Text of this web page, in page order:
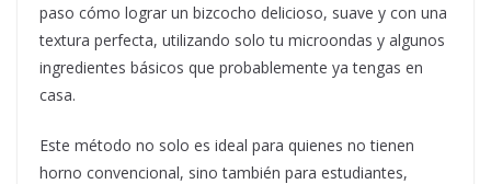
paso cómo lograr un bizcocho delicioso, suave y con una
textura perfecta, utilizando solo tu microondas y algunos
ingredientes básicos que probablemente ya tengas en
casa.
Este método no solo es ideal para quienes no tienen
horno convencional, sino también para estudiantes,